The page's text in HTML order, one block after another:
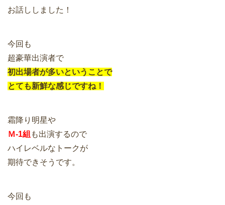
お話ししました！
今回も
超豪華出演者で
初出場者が多いということで
とても新鮮な感じですね！
霜降り明星や
Ｍ-1組 も出演するので
ハイレベルなトークが
期待できそうです。
今回も